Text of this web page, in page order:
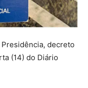
decreto
(14) do Diário